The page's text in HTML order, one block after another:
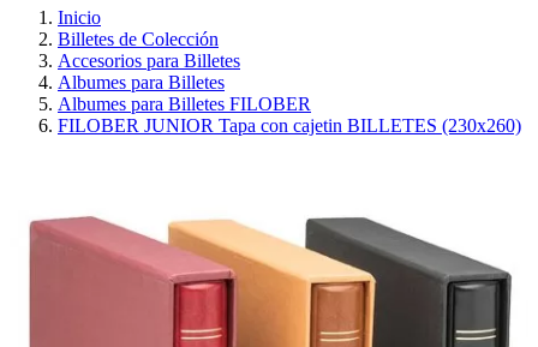
Inicio
Billetes de Colección
Accesorios para Billetes
Albumes para Billetes
Albumes para Billetes FILOBER
FILOBER JUNIOR Tapa con cajetin BILLETES (230x260)